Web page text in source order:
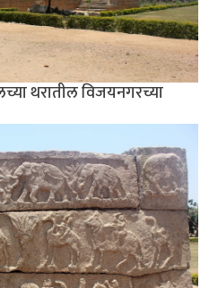
थरातील विजयनगरच्या